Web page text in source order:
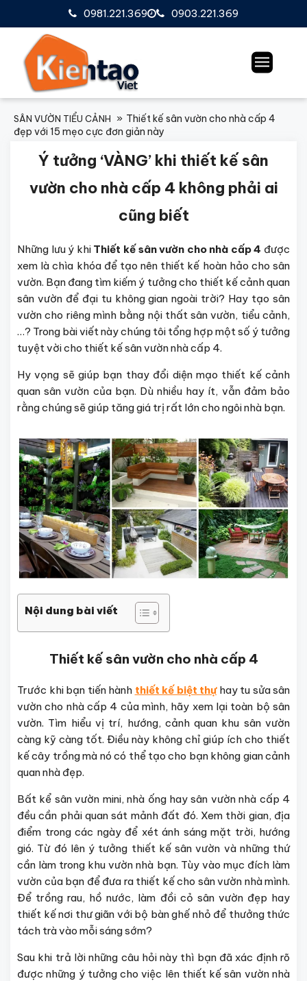
0903.221.369
0981.221.369
SÂN VƯỜN TIỂU CẢNH
Thiết kế sân vườn cho nhà cấp 4
đẹp với 15 mẹo cực đơn giản này
Ý tưởng ‘VÀNG’ khi thiết kế sân
vườn cho nhà cấp 4 không phải ai
cũng biết
Những lưu ý khi Thiết kế sân vườn cho nhà cấp 4 được
xem là chìa khóa để tạo nên thiết kế hoàn hảo cho sân
vườn. Bạn đang tìm kiếm ý tưởng cho thiết kế cảnh quan
sân vườn để đại tu không gian ngoài trời? Hay tạo sân
vườn cho riêng mình bằng nội thất sân vườn, tiểu cảnh,
…? Trong bài viết này chúng tôi tổng hợp một số ý tưởng
tuyệt vời cho thiết kế sân vườn nhà cấp 4.
Hy vọng sẽ giúp bạn thay đổi diện mạo thiết kế cảnh
quan sân vườn của bạn. Dù nhiều hay ít, vẫn đảm bảo
rằng chúng sẽ giúp tăng giá trị rất lớn cho ngôi nhà bạn.
Nội dung bài viết
Thiết kế sân vườn cho nhà cấp 4
Trước khi bạn tiến hành thiết kế biệt thựhay tu sửa sân
vườn cho nhà cấp 4 của mình, hãy xem lại toàn bộ sân
vườn. Tìm hiểu vị trí, hướng, cảnh quan khu sân vườn
càng kỹ càng tốt. Điều này không chỉ giúp ích cho thiết
kế cây trồng mà nó có thể tạo cho bạn không gian cảnh
quan nhà đẹp.
Bất kể sân vườn mini, nhà ống hay sân vườn nhà cấp 4
đều cần phải quan sát mảnh đất đó. Xem thời gian, địa
điểm trong các ngày để xét ánh sáng mặt trời, hướng
gió. Từ đó lên ý tưởng thiết kế sân vườn và những thứ
cần làm trong khu vườn nhà bạn. Tùy vào mục đích làm
vườn của bạn để đưa ra thiết kế cho sân vườn nhà mình.
Để trồng rau, hồ nước, làm đồi cỏ sân vườn đẹp hay
thiết kế nơi thư giãn với bộ bàn ghế nhỏ để thưởng thức
tách trà vào mỗi sáng sớm?
Sau khi trả lời những câu hỏi này thì bạn đã xác định rõ
được những ý tưởng cho việc lên thiết kế sân vườn nhà